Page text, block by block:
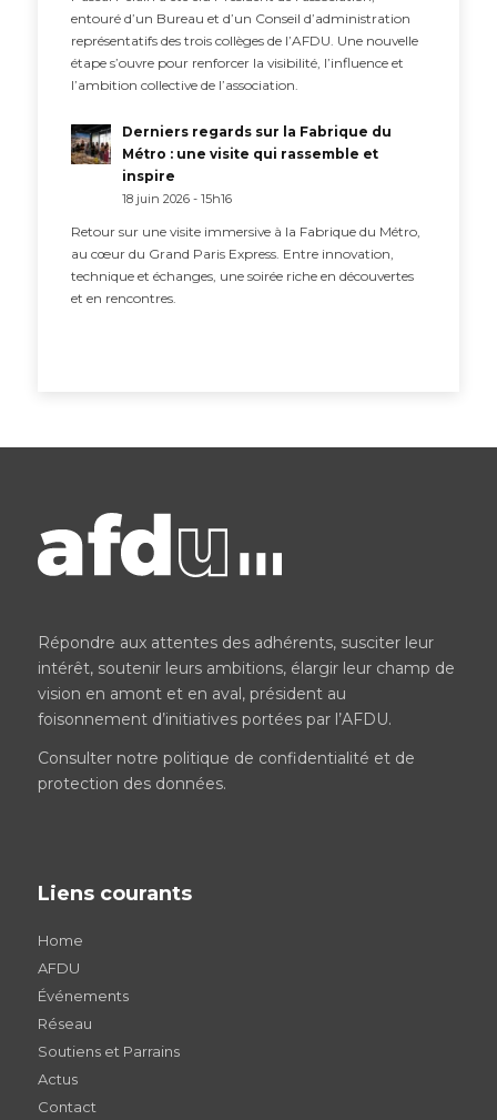
entouré d’un Bureau et d’un Conseil d’administration
représentatifs des trois collèges de l’AFDU. Une nouvelle
étape s’ouvre pour renforcer la visibilité, l’influence et
l’ambition collective de l’association.
Derniers regards sur la Fabrique du
Métro : une visite qui rassemble et
inspire
18 juin 2026 - 15h16
Retour sur une visite immersive à la Fabrique du Métro,
au cœur du Grand Paris Express. Entre innovation,
technique et échanges, une soirée riche en découvertes
et en rencontres.
Répondre aux attentes des adhérents, susciter leur
intérêt, soutenir leurs ambitions, élargir leur champ de
vision en amont et en aval, président au
foisonnement d’initiatives portées par l’AFDU.
Consulter notre politique de confidentialité et de
protection des données.
Liens courants
Home
AFDU
Événements
Réseau
Soutiens et Parrains
Actus
Contact